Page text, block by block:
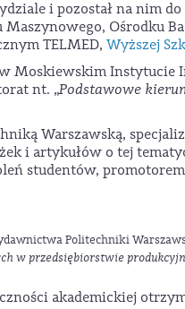
i pozostał na nim
Ośrodku
TELMED, Wyższej
w Moskiewskim Instytucie
nt. „Podstawowe
Warszawską,
i artykułów o tej
studentów,
Politechniki
w przedsiębiorstwie
akademickiej